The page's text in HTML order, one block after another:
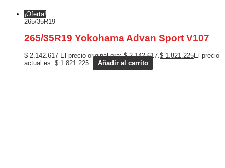
¡Oferta!
265/35R19
265/35R19 Yokohama Advan Sport V107
$2.142.617 El precio original era: $ 2.142.617.$ 1.821.225El precio
actual es: $ 1.821.225.
Añadir al carrito